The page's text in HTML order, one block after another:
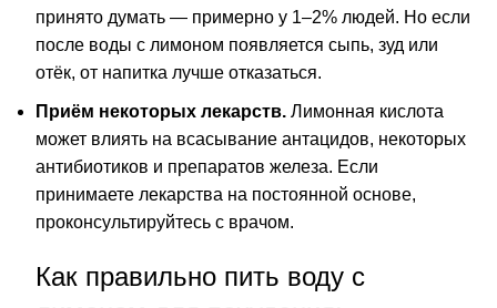
принято думать — примерно у 1–2% людей. Но если
после воды с лимоном появляется сыпь, зуд или
отёк, от напитка лучше отказаться.
Приём некоторых лекарств. Лимонная кислота
может влиять на всасывание антацидов, некоторых
антибиотиков и препаратов железа. Если
принимаете лекарства на постоянной основе,
проконсультируйтесь с врачом.
Как правильно пить воду с